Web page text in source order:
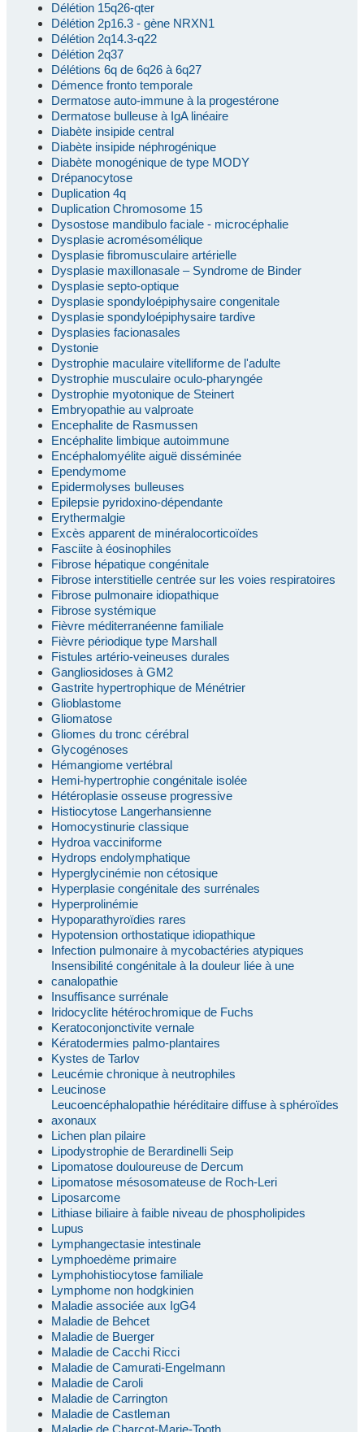
Délétion 15q26-qter
Délétion 2p16.3 - gène NRXN1
Délétion 2q14.3-q22
Délétion 2q37
Délétions 6q de 6q26 à 6q27
Démence fronto temporale
Dermatose auto-immune à la progestérone
Dermatose bulleuse à IgA linéaire
Diabète insipide central
Diabète insipide néphrogénique
Diabète monogénique de type MODY
Drépanocytose
Duplication 4q
Duplication Chromosome 15
Dysostose mandibulo faciale - microcéphalie
Dysplasie acromésomélique
Dysplasie fibromusculaire artérielle
Dysplasie maxillonasale – Syndrome de Binder
Dysplasie septo-optique
Dysplasie spondyloépiphysaire congenitale
Dysplasie spondyloépiphysaire tardive
Dysplasies facionasales
Dystonie
Dystrophie maculaire vitelliforme de l'adulte
Dystrophie musculaire oculo-pharyngée
Dystrophie myotonique de Steinert
Embryopathie au valproate
Encephalite de Rasmussen
Encéphalite limbique autoimmune
Encéphalomyélite aiguë disséminée
Ependymome
Epidermolyses bulleuses
Epilepsie pyridoxino-dépendante
Erythermalgie
Excès apparent de minéralocorticoïdes
Fasciite à éosinophiles
Fibrose hépatique congénitale
Fibrose interstitielle centrée sur les voies respiratoires
Fibrose pulmonaire idiopathique
Fibrose systémique
Fièvre méditerranéenne familiale
Fièvre périodique type Marshall
Fistules artério-veineuses durales
Gangliosidoses à GM2
Gastrite hypertrophique de Ménétrier
Glioblastome
Gliomatose
Gliomes du tronc cérébral
Glycogénoses
Hémangiome vertébral
Hemi-hypertrophie congénitale isolée
Hétéroplasie osseuse progressive
Histiocytose Langerhansienne
Homocystinurie classique
Hydroa vacciniforme
Hydrops endolymphatique
Hyperglycinémie non cétosique
Hyperplasie congénitale des surrénales
Hyperprolinémie
Hypoparathyroïdies rares
Hypotension orthostatique idiopathique
Infection pulmonaire à mycobactéries atypiques
Insensibilité congénitale à la douleur liée à une
canalopathie
Insuffisance surrénale
Iridocyclite hétérochromique de Fuchs
Keratoconjonctivite vernale
Kératodermies palmo-plantaires
Kystes de Tarlov
Leucémie chronique à neutrophiles
Leucinose
Leucoencéphalopathie héréditaire diffuse à sphéroïdes
axonaux
Lichen plan pilaire
Lipodystrophie de Berardinelli Seip
Lipomatose douloureuse de Dercum
Lipomatose mésosomateuse de Roch-Leri
Liposarcome
Lithiase biliaire à faible niveau de phospholipides
Lupus
Lymphangectasie intestinale
Lymphoedème primaire
Lymphohistiocytose familiale
Lymphome non hodgkinien
Maladie associée aux IgG4
Maladie de Behcet
Maladie de Buerger
Maladie de Cacchi Ricci
Maladie de Camurati-Engelmann
Maladie de Caroli
Maladie de Carrington
Maladie de Castleman
Maladie de Charcot-Marie-Tooth